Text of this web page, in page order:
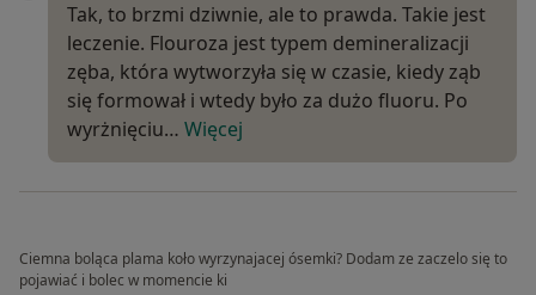
Tak, to brzmi dziwnie, ale to prawda. Takie jest
leczenie. Flouroza jest typem demineralizacji
zęba, która wytworzyła się w czasie, kiedy ząb
się formował i wtedy było za dużo fluoru. Po
wyrżnięciu… Więcej
Ciemna boląca plama koło wyrzynajacej ósemki? Dodam ze zaczelo się to
pojawiać i bolec w momencie ki